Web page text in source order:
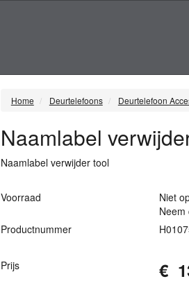
Home Deurtelefoons Deurtelefoon
Naamlabel
Naamlabel verwijder tool
Voorraad
Niet
Neem
Productnummer
Prijs €